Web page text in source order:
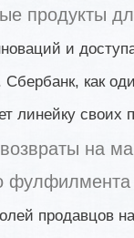
продукты
и
как
линейку своих
на
фулфилмента
продавцов